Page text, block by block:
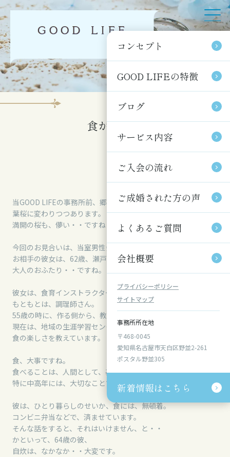
コンセプト
GOOD LIFEの特徴
ブログ
サービス内容
ご入会の流れ
ご成婚された方の声
よくあるご質問
会社概要
プライバシーポリシー
サイトマップ
事務所所在地
〒468-0045
愛知県名古屋市天白区野並2-261
ポスタル野並305
新着情報はこちら
コンセプト
GOOD LIFEの特徴
ブログ
サービス内容
ご入会の流れ
ご成婚された方の声
よくあるご質問
会社概要
プライバシーポリシー
サイトマップ
事務所所在地
〒468-0045
愛知県名古屋市天白区野並2-261
ポスタル野並305
新着情報はこちら
食が結ぶ愛
当GOOD LIFEの事務所前、郷下川の桜もあっという間に散り、
葉桜に変わりつつあります。
満開の桜も、儚い・・ですね・・
今回のお見合いは、当室男性会員、64歳、長久手市在住。
お相手の彼女は、62歳、瀬戸市にお住まいです。
大人のおふたり・・ですね。
彼女は、食育インストラクター。
もともとは、調理師さん。
55歳の時に、作る側から、教える側に変わりました。
現在は、地域の生涯学習センターなどで、いろいろな方に、
食の楽しさを教えています。
食、大事ですね。
食べることは、人間として、基本中の基本です。
特に中高年には、大切なことです。
彼は、ひとり暮らしのせいか、食には、無頓着。
コンビニ弁当などで、済ませています。
そんな話をすると、それはいけません、と・・
かといって、64歳の彼、
自炊は、なかなか・・大変です。